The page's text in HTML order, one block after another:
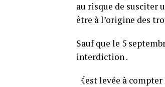
au risque de susciter
être à l’origine des
Sauf que le 5
interdiction .
《est levée à